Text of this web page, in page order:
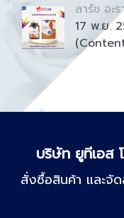
ลาร์ซ อะ
17 พ.ย.
บริษัท ยูทีเอส
สั่งซื้อสินค้า และ